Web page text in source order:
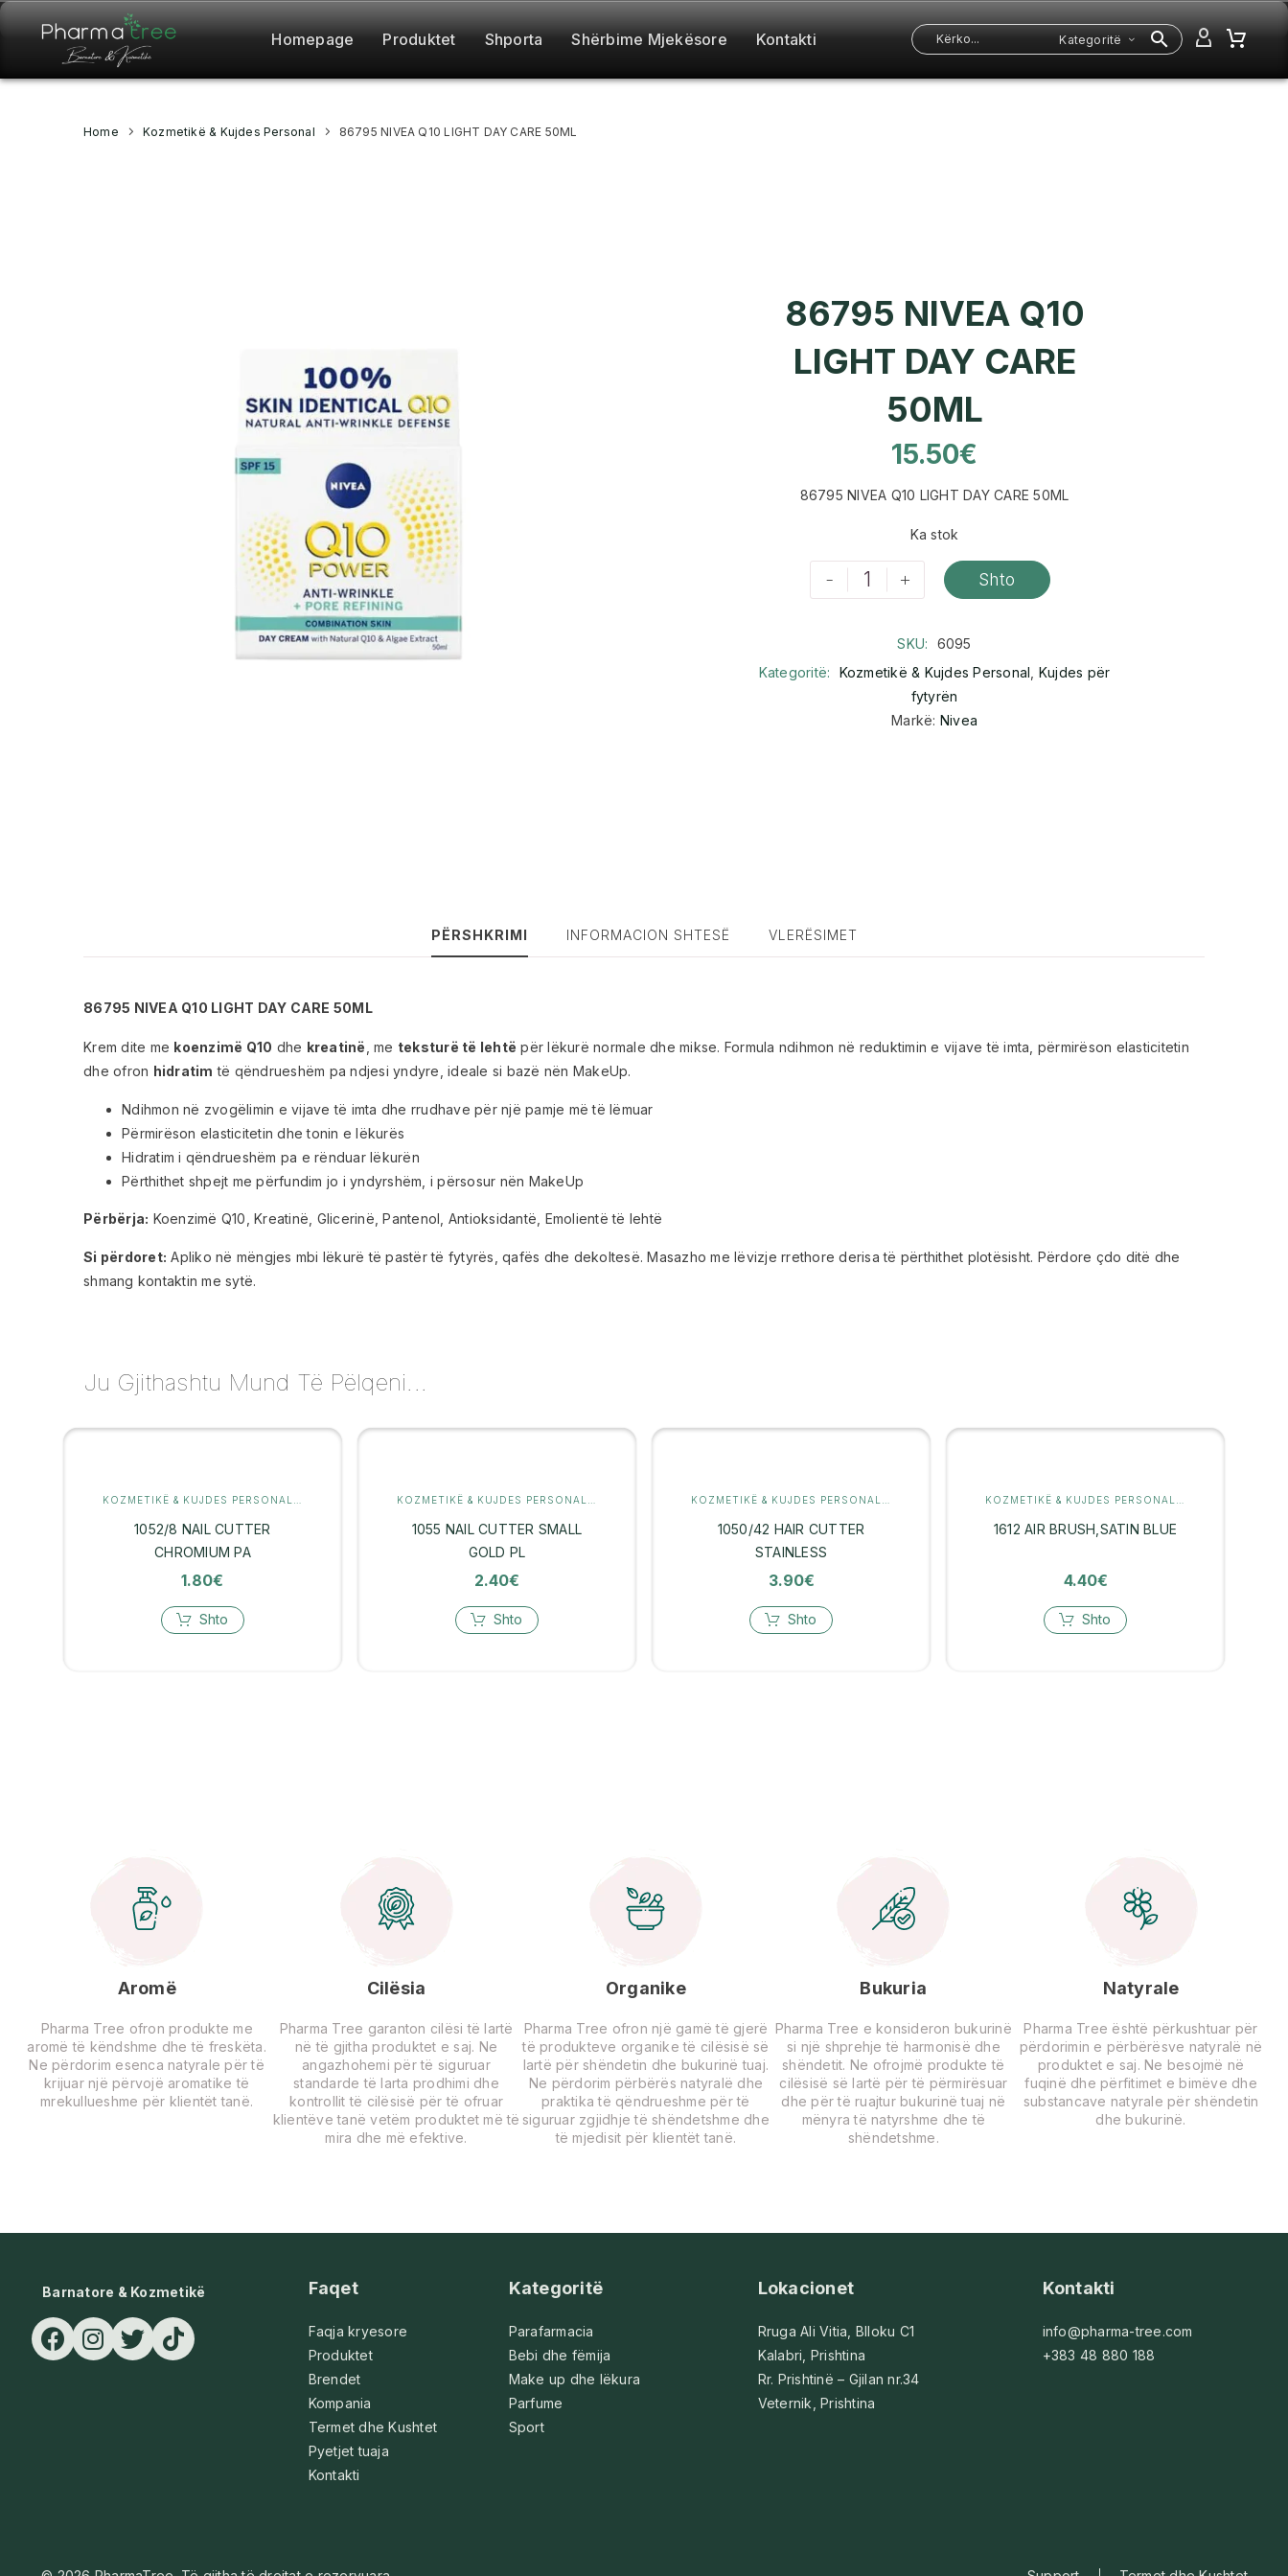
Homepage Produktet Shporta Shërbime Mjekësore Kontakti Kategoritë
Home Kozmetikë & Kujdes Personal 86795 NIVEA Q10 LIGHT DAY CARE 50ML
86795 NIVEA Q10
LIGHT DAY CARE
50ML
15.50€
86795 NIVEA Q10 LIGHT DAY CARE 50ML
Ka stok
- + Shto
SKU:
6095
Kategoritë:
Kozmetikë & Kujdes Personal Kujdes për
fytyrën
Markë: Nivea
PËRSHKRIMI INFORMACION SHTESË VLERËSIMET
86795 NIVEA Q10 LIGHT DAY CARE 50ML
Krem dite me koenzimë Q10 dhe kreatinë , me teksturë të lehtë për lëkurë normale dhe mikse. Formula ndihmon në reduktimin e vijave të imta, përmirëson elasticitetin
dhe ofron hidratim të qëndrueshëm pa ndjesi yndyre, ideale si bazë nën MakeUp.
Ndihmon në zvogëlimin e vijave të imta dhe rrudhave për një pamje më të lëmuar
Përmirëson elasticitetin dhe tonin e lëkurës
Hidratim i qëndrueshëm pa e rënduar lëkurën
Përthithet shpejt me përfundim jo i yndyrshëm, i përsosur nën MakeUp
Përbërja: Koenzimë Q10, Kreatinë, Glicerinë, Pantenol, Antioksidantë, Emolientë të lehtë
Si përdoret: Apliko në mëngjes mbi lëkurë të pastër të fytyrës, qafës dhe dekoltesë. Masazho me lëvizje rrethore derisa të përthithet plotësisht. Përdore çdo ditë dhe
shmang kontaktin me sytë.
Ju Gjithashtu Mund Të Pëlqeni...
1052/8 NAIL CUTTER
CHROMIUM PA
1.80€
Shto
1055 NAIL CUTTER SMALL
GOLD PL
2.40€
Shto
KUJDES PËR FLOKËT
1050/42 HAIR CUTTER
STAINLESS
3.90€
Shto
1612 AIR BRUSH,SATIN BLUE
4.40€
Shto
Aromë
Pharma Tree ofron produkte me
aromë të këndshme dhe të freskëta.
Ne përdorim esenca natyrale për të
krijuar një përvojë aromatike të
mrekullueshme për klientët tanë.
Cilësia
Pharma Tree garanton cilësi të lartë
në të gjitha produktet e saj. Ne
angazhohemi për të siguruar
standarde të larta prodhimi dhe
kontrollit të cilësisë për të ofruar
klientëve tanë vetëm produktet më të
mira dhe më efektive.
Organike
Pharma Tree ofron një gamë të gjerë
të produkteve organike të cilësisë së
lartë për shëndetin dhe bukurinë tuaj.
Ne përdorim përbërës natyralë dhe
praktika të qëndrueshme për të
siguruar zgjidhje të shëndetshme dhe
të mjedisit për klientët tanë.
Bukuria
Pharma Tree e konsideron bukurinë
si një shprehje të harmonisë dhe
shëndetit. Ne ofrojmë produkte të
cilësisë së lartë për të përmirësuar
dhe për të ruajtur bukurinë tuaj në
mënyra të natyrshme dhe të
shëndetshme.
Natyrale
Pharma Tree është përkushtuar për
përdorimin e përbërësve natyralë në
produktet e saj. Ne besojmë në
fuqinë dhe përfitimet e bimëve dhe
substancave natyrale për shëndetin
dhe bukurinë.
Barnatore & Kozmetikë Faqet
Faqja kryesore
Produktet
Brendet
Kompania
Termet dhe Kushtet
Pyetjet tuaja
Kontakti
Kategoritë
Parafarmacia
Bebi dhe fëmija
Make up dhe lëkura
Parfume
Sport
Lokacionet
Rruga Ali Vitia, Blloku C1
Kalabri, Prishtina
Rr. Prishtinë – Gjilan nr.34
Veternik, Prishtina
Kontakti
info@pharma-tree.com
+383 48 880 188